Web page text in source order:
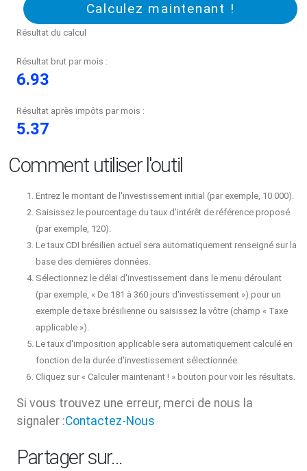
Calculez maintenant !
Résultat du calcul
Résultat brut par mois :
6.93
Résultat après impôts par mois :
5.37
Comment utiliser l'outil
Entrez le montant de l'investissement initial (par exemple, 10 000).
Saisissez le pourcentage du taux d'intérêt de référence proposé
(par exemple, 120).
Le taux CDI brésilien actuel sera automatiquement renseigné sur la
base des dernières données.
Sélectionnez le délai d'investissement dans le menu déroulant
(par exemple, « De 181 à 360 jours d'investissement ») pour un
exemple de taxe brésilienne ou saisissez la vôtre (champ « Taxe
applicable »).
Le taux d'imposition applicable sera automatiquement calculé en
fonction de la durée d'investissement sélectionnée.
Cliquez sur « Calculer maintenant ! » bouton pour voir les résultats.
Si vous trouvez une erreur, merci de nous la
signaler :Contactez-Nous
Partager sur…